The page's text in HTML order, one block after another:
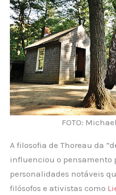
FOTO:
A filosofia de Thoreau da
influenciou o pensamento
personalidades notáveis
filósofos e ativistas como